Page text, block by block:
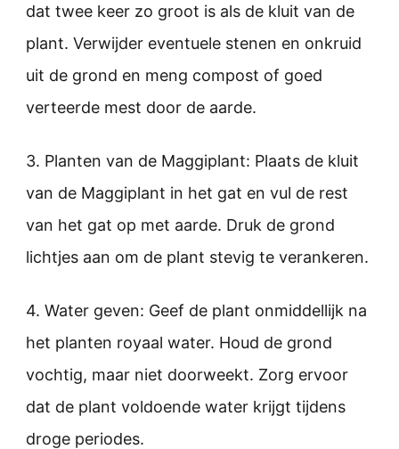
dat twee keer zo groot is als de kluit van de
plant. Verwijder eventuele stenen en onkruid
uit de grond en meng compost of goed
verteerde mest door de aarde.
3. Planten van de Maggiplant: Plaats de kluit
van de Maggiplant in het gat en vul de rest
van het gat op met aarde. Druk de grond
lichtjes aan om de plant stevig te verankeren.
4. Water geven: Geef de plant onmiddellijk na
het planten royaal water. Houd de grond
vochtig, maar niet doorweekt. Zorg ervoor
dat de plant voldoende water krijgt tijdens
droge periodes.